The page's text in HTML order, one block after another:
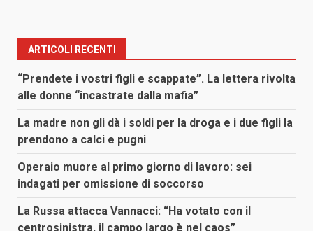
ARTICOLI RECENTI
“Prendete i vostri figli e scappate”. La lettera rivolta
alle donne “incastrate dalla mafia”
La madre non gli dà i soldi per la droga e i due figli la
prendono a calci e pugni
Operaio muore al primo giorno di lavoro: sei
indagati per omissione di soccorso
La Russa attacca Vannacci: “Ha votato con il
centrosinistra, il campo largo è nel caos”